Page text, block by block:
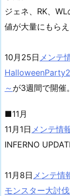
ジェネ、RK、
値が大量にもら
10月25日 メンテ
～ が3週間で開催。
■11月
11月1日 メンテ情
INFERNO
11月8日 メンテ情
モンスター大討